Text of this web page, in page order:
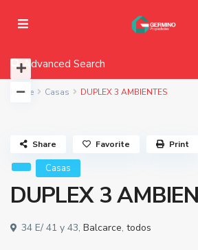
Advanced Search
Home Casas DUPLEX 3 AMBIENTES
Casas
DUPLEX 3
34 E/ 41 y 43, Balcarce, todos
Share Favorite Print